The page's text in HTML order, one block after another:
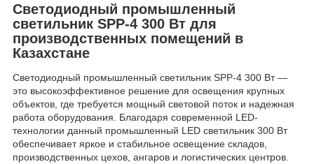
Светодиодный промышленный
светильник SPP-4 300 Вт для
производственных помещений в
Казахстане
Светодиодный промышленный светильник SPP-4 300 Вт —
это высокоэффективное решение для освещения крупных
объектов, где требуется мощный световой поток и надежная
работа оборудования. Благодаря современной LED-
технологии данный промышленный LED светильник 300 Вт
обеспечивает яркое и стабильное освещение складов,
производственных цехов, ангаров и логистических центров.